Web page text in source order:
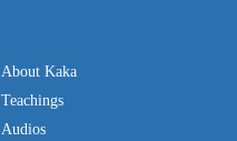
About Kaka
Teachings
Audios